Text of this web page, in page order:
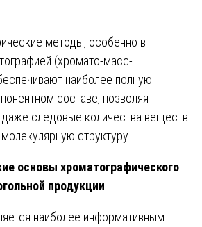
методы, особенно в
(хромато-масс-
наиболее полную
составе, позволяя
следовые количества веществ
структуру.
основы хроматографического
продукции
наиболее информативным